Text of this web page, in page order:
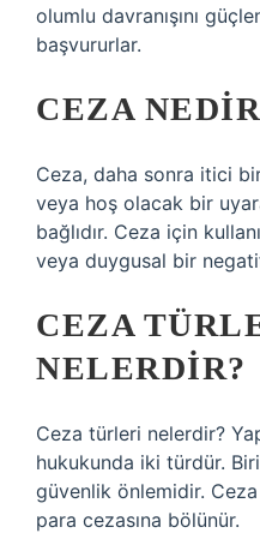
olumlu davranışını
başvururlar.
CEZA
Ceza, daha sonra itici
veya hoş olacak bir
bağlıdır. Ceza için
veya duygusal bir
CEZA
NELERDIR?
Ceza türleri nelerdir?
hukukunda iki türdür.
güvenlik önlemidir. Ceza
para cezasına bölünür.